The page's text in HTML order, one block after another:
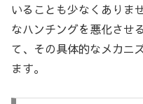
いることも少なくありま
なハンチングを悪化させ
て、その具体的なメカニ
ます。